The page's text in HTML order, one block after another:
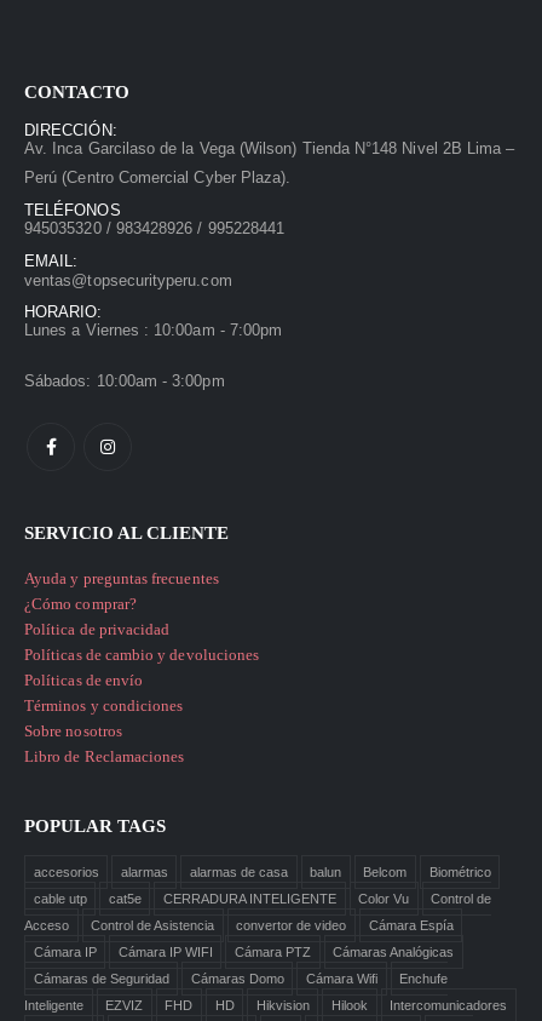
CONTACTO
DIRECCIÓN:
Av. Inca Garcilaso de la Vega (Wilson) Tienda N°148 Nivel 2B Lima –
Perú (Centro Comercial Cyber Plaza).
TELÉFONOS
945035320 / 983428926 / 995228441
EMAIL:
ventas@topsecurityperu.com
HORARIO:
Lunes a Viernes : 10:00am - 7:00pm
Sábados: 10:00am - 3:00pm
SERVICIO AL CLIENTE
Ayuda y preguntas frecuentes
¿Cómo comprar?
Política de privacidad
Políticas de cambio y devoluciones
Políticas de envío
Términos y condiciones
Sobre nosotros
Libro de Reclamaciones
POPULAR TAGS
accesorios alarmas alarmas de casa balun Belcom
Biométrico
cable utp
cat5e CERRADURA INTELIGENTE Color Vu
Control de
Acceso
Control de Asistencia convertor de video
Cámara Espía
Cámara IP
Cámara IP WIFI Cámara PTZ
Cámaras Analógicas
Cámaras de Seguridad
Cámaras Domo Cámara Wifi
Enchufe
Inteligente
EZVIZ FHD HD Hikvision Hilook Intercomunicadores